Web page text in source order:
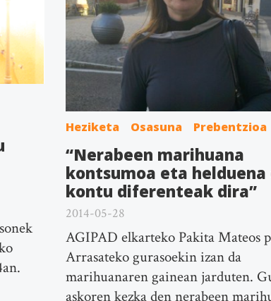
Heziketa Osasuna Prebentzioa
“Nerabeen marihuana
kontsumoa eta helduena
kontu diferenteak dira”
2014-05-28
AGIPAD elkarteko Pakita Mateos
Arrasateko gurasoekin izan da
marihuanaren gainean jarduten.
askoren kezka den nerabeen